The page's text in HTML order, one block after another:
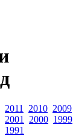
2011 2010 2009
2001 2000 1999
1991